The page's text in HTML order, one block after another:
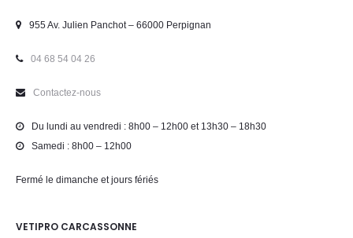
955 Av. Julien Panchot – 66000 Perpignan
04 68 54 04 26
Contactez-nous
Du lundi au vendredi : 8h00 – 12h00 et 13h30 – 18h30
Samedi : 8h00 – 12h00
Fermé le dimanche et jours fériés
VETIPRO CARCASSONNE